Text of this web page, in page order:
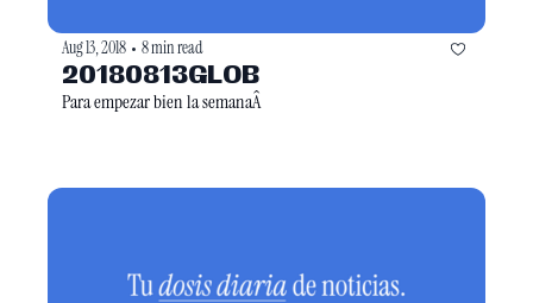
Aug 13, 2018 • 8 min read
20180813GLOB
Para empezar bien la semanaÂ